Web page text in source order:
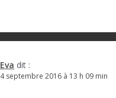
Eva dit :
4 septembre 2016 à 13 h 09 min